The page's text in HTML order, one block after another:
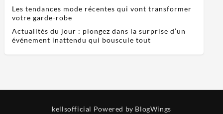
Les tendances mode récentes qui vont transformer
votre garde-robe
Actualités du jour : plongez dans la surprise d’un
événement inattendu qui bouscule tout
kellsofficial Powered by BlogWings